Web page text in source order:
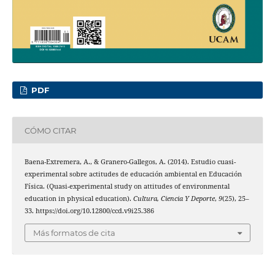
PDF
CÓMO CITAR
Baena-Extremera, A., & Granero-Gallegos, A. (2014). Estudio cuasi-
experimental sobre actitudes de educación ambiental en Educación
Física. (Quasi-experimental study on attitudes of environmental
education in physical education). Cultura, Ciencia Y Deporte, 9(25), 25–
33. https://doi.org/10.12800/ccd.v9i25.386
Más formatos de cita